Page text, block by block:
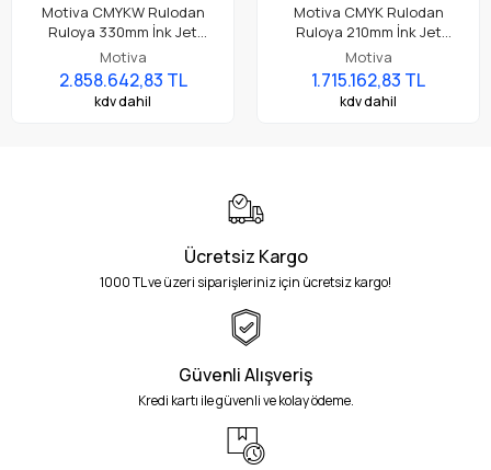
Motiva CMYKW Rulodan
Ruloya 330mm İnk Jet
Doğrudan Ambalaja Baskı
Yazıcı (Etiket, Synthetics
BOPP, Vinyl, PET, Glossy, Matt)
Motiva
2.858.642,83 TL
kdv dahil
Motiva CMYK Rulodan
Ruloya 210mm İnk Jet
Doğrudan Ambalaja Baskı
Yazıcı (Etiket, Synthetics
BOPP, Vinyl, PET, Glossy, Matt)
Motiva
1.715.162,83 TL
kdv dahil
Ücretsiz Kargo
1000 TL ve üzeri siparişleriniz için ücretsiz kargo!
Güvenli Alışveriş
Kredi kartı ile güvenli ve kolay ödeme.